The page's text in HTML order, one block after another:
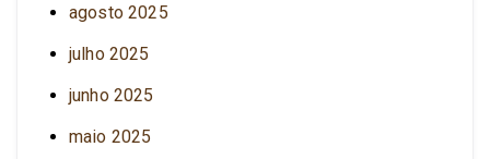
agosto 2025
julho 2025
junho 2025
maio 2025